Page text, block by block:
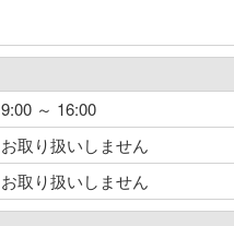
9:00 ～ 16:00
お取り扱いしません
お取り扱いしません